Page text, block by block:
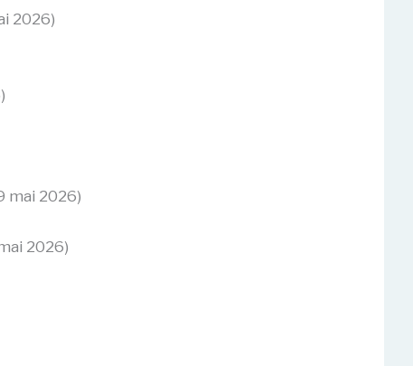
2026)
mai 2026)
2026)